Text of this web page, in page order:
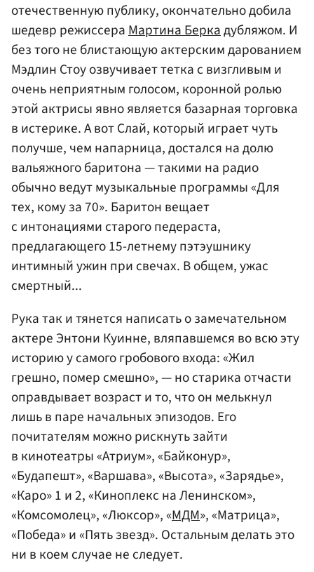
отечественную публику, окончательно добила
шедевр режиссераМартина Беркадубляжом. И
без того не блистающую актерским дарованием
Мэдлин Стоу озвучивает тетка с визгливым и
очень неприятным голосом, коронной ролью
этой актрисы явно является базарная торговка
в истерике. А вот Слай, который играет чуть
получше, чем напарница, достался на долю
вальяжного баритона — такими на радио
обычно ведут музыкальные программы «Для
тех, кому за 70». Баритон вещает
с интонациями старого педераста,
предлагающего 15-летнему пэтэушнику
интимный ужин при свечах. В общем, ужас
смертный...
Рука так и тянется написать о замечательном
актере Энтони Куинне, вляпавшемся во всю эту
историю у самого гробового входа: «Жил
грешно, помер смешно», — но старика отчасти
оправдывает возраст и то, что он мелькнул
лишь в паре начальных эпизодов. Его
почитателям можно рискнуть зайти
в кинотеатры «Атриум», «Байконур»,
«Будапешт», «Варшава», «Высота», «Зарядье»,
«Каро» 1 и 2, «Киноплекс на Ленинском»,
«Комсомолец», «Люксор», «МДМ», «Матрица»,
«Победа» и «Пять звезд». Остальным делать это
ни в коем случае не следует.